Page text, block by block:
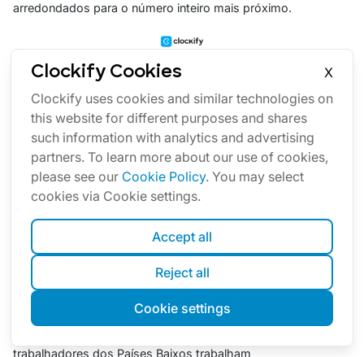
arredondados para o número inteiro mais próximo.
Por exemplo, enquanto os trabalhadores na Turquia
trabalhadores dos Países Baixos trabalham
Clockify Cookies
X
Clockify uses cookies and similar technologies on
this website for different purposes and shares
such information with analytics and advertising
partners. To learn more about our use of cookies,
please see our Cookie Policy. You may select
cookies via Cookie settings.
Accept all
Reject all
Cookie settings